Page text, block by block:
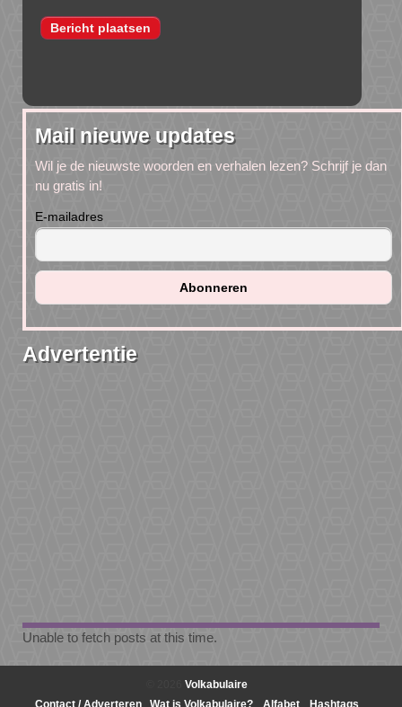
Mail nieuwe updates
Wil je de nieuwste woorden en verhalen lezen? Schrijf je dan
nu gratis in!
E-mailadres
Advertentie
Unable to fetch posts at this time.
Volkabulaire